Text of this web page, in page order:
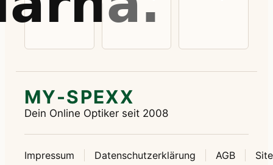
MY-SPEXX
Dein Online Optiker seit 2008
Impressum Datenschutzerklärung AGB